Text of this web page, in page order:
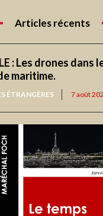
Articles récents
: Les drones dans
maritime.
ÉTRANGÈRES 7 août